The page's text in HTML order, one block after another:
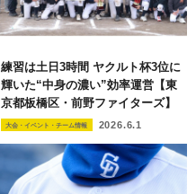
練習は土日3時間 ヤクルト杯3位に
輝いた“中身の濃い”効率運営【東
京都板橋区・前野ファイターズ】
大会・イベント・チーム情報 2026.6.1